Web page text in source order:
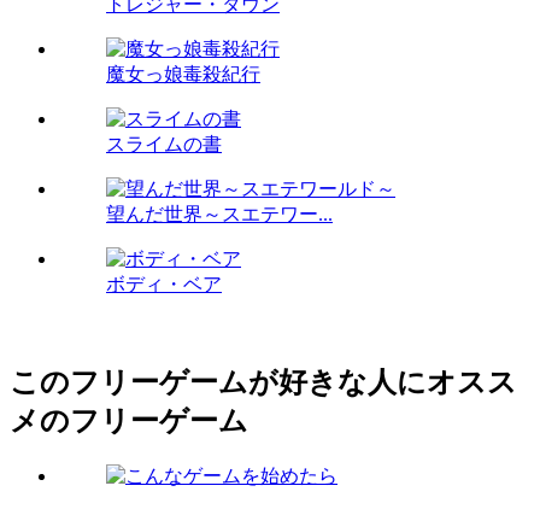
トレジャー・タウン
魔女っ娘毒殺紀行
スライムの書
望んだ世界～スエテワー...
ボディ・ベア
このフリーゲームが好きな人にオスス
メのフリーゲーム